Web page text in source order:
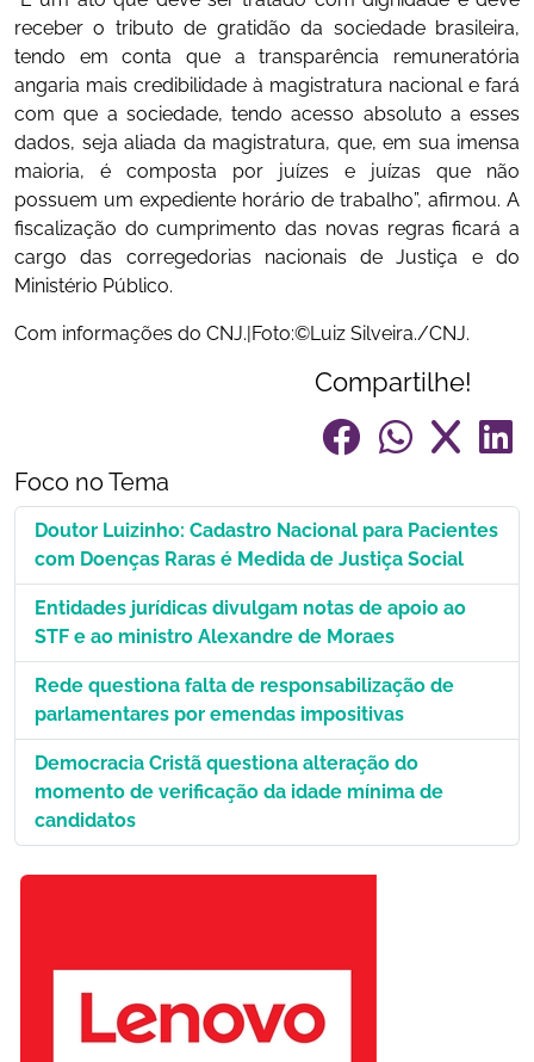
receber o tributo de gratidão da sociedade brasileira,
tendo em conta que a transparência remuneratória
angaria mais credibilidade à magistratura nacional e fará
com que a sociedade, tendo acesso absoluto a esses
dados, seja aliada da magistratura, que, em sua imensa
maioria, é composta por juízes e juízas que não
possuem um expediente horário de trabalho”, afirmou. A
fiscalização do cumprimento das novas regras ficará a
cargo das corregedorias nacionais de Justiça e do
Ministério Público.
Com informações do CNJ.|Foto:©Luiz Silveira./CNJ.
Compartilhe!
Foco no Tema
Doutor Luizinho: Cadastro Nacional para Pacientes
com Doenças Raras é Medida de Justiça Social
Entidades jurídicas divulgam notas de apoio ao
STF e ao ministro Alexandre de Moraes
Rede questiona falta de responsabilização de
parlamentares por emendas impositivas
Democracia Cristã questiona alteração do
momento de verificação da idade mínima de
candidatos